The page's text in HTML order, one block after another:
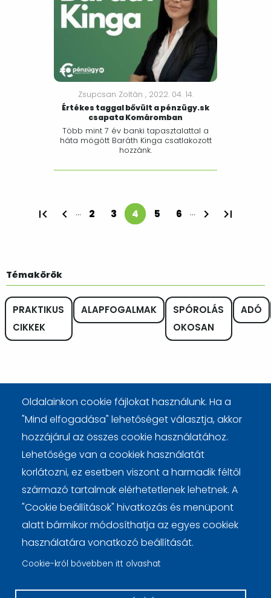
Zsupcsan Zoltán , 2022. 04. 14.
Értékes taggal bővült a pénzügy.sk
csapata Komáromban
Több mint 7 év banki tapasztalattal a
háta mögött Baráth Kinga csatlakozott
hozzánk.
…
2
Oldal
3
Jelenlegi oldal
4 5 6 …
Témakörök
PRAKTIKUS
CIKKEK
ALAPFOGALMAK
SPÓROLÁS
OKOSAN
ADÓ
Oldalainkon cookie fájlokat használunk. Ha a
"Mind elfogadása" lehetőséget választja, akkor
hozzájárul az összes cookie használatához.
Lehetősége van a cookiek használatát
korlátozni, ez esetben viszont a harmadik féltől
származó tartalmak elérhetetlenek lehetnek. A
"Cookie beállítások" hivatkozás és menüpont
alatt bármikor módosíthatja az egyes cookiek
használatára vonatkozó beállítását.
Cookie-król bővebben itt olvashat
LáblécCookie beállítások Cookie kezelési tájékoztató